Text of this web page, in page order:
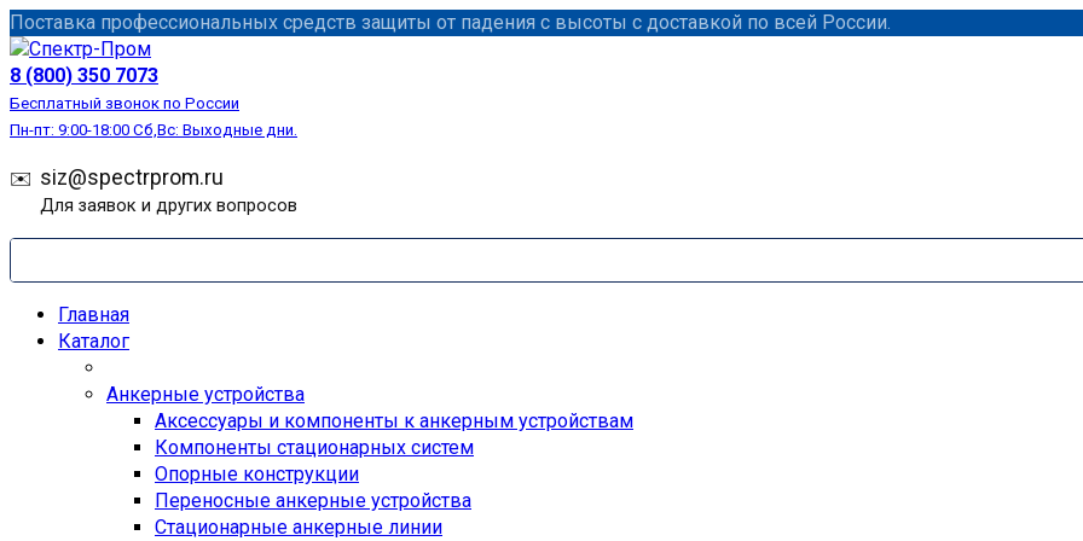
Перейти
к
содержанию
Поставка профессиональных средств защиты от падения с высоты с доставкой по всей России.
8 (800) 350 7073
Бесплатный звонок по России
Пн-пт: 9:00-18:00 Сб,Вс: Выходные дни.
siz@spectrprom.ru
Для заявок и других вопросов
Главная
Каталог
Анкерные устройства
Аксессуары и компоненты к анкерным устройствам
Компоненты стационарных систем
Опорные конструкции
Переносные анкерные устройства
Стационарные анкерные линии